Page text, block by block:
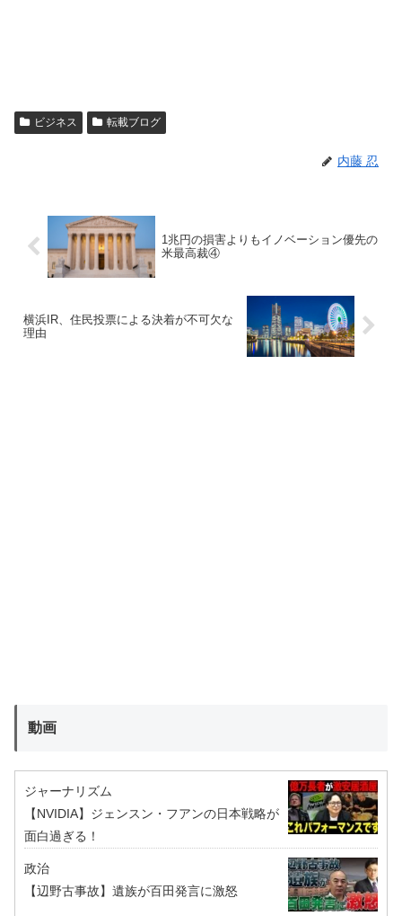
ビジネス 転載ブログ
内藤 忍
1兆円の損害よりもイノベーション優先の
米最高裁④
横浜IR、住民投票による決着が不可欠な
理由
動画
ジャーナリズム
【NVIDIA】ジェンスン・フアンの日本戦略が
面白過ぎる！
政治
【辺野古事故】遺族が百田発言に激怒